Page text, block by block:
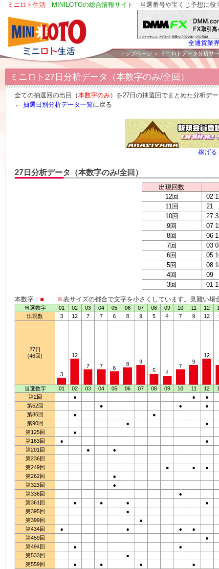
ミニロト生活 MINILOTOの総合情報サイト 当選番号や宝くじ予想に役
全通貨業
トップページ ＞ ミニロトデータ分析サ
ミニロト27日分析データ（本数字のみ/全回）
全ての抽選回の出目（本数字のみ）を27日の抽選回でまとめた分析デ
← 抽選日別分析データ一覧に戻る
稼げる
27日分析データ（本数字のみ/全回）
出現回数
12回
02
11回
21
10回
27
9回
07
8回
06
7回
03
6回
05
5回
08
4回
09
3回
01
本数字： ■ ※表サイズの都合で文字を小さくしています。見難い
当選数字 01 02 03 04 05 06 07 08 09 10 11 12
出現数
3 12 7 7 6 8 9 5 4 7 9 12
27日
(46回)
3
12
7
7 6
8
9
5
4
7
9
12
当選数字 01 02 03 04 05 06 07 08 09 10 11 12
第2回
● ●
●
第52回
● ●
●
第86回
● ●
第90回
●
●
第125回
●
第163回
● ●
第201回
●
●
第236回
第249回
● ●
●
第262回
●
第323回
●
第336回
●
第361回
● ● ●
●
第395回
●
第399回
●
第434回
● ● ●
●
第459回
●
第494回
●
●
第533回
●
第559回
● ● ●
●